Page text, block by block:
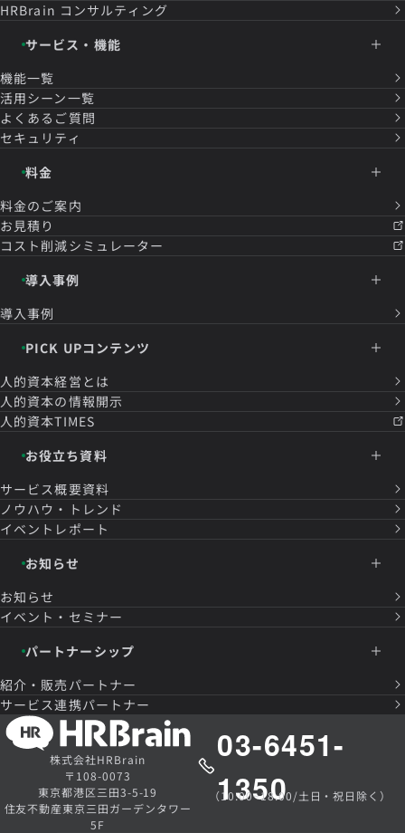
HRBrain コンサルティング
サービス・機能
機能一覧
活用シーン一覧
よくあるご質問
セキュリティ
料金
料金のご案内
お見積り
コスト削減シミュレーター
導入事例
導入事例
PICK UPコンテンツ
人的資本経営とは
人的資本の情報開示
人的資本TIMES
お役立ち資料
サービス概要資料
ノウハウ・トレンド
イベントレポート
お知らせ
お知らせ
イベント・セミナー
パートナーシップ
紹介・販売パートナー
サービス連携パートナー
株式会社HRBrain
〒108-0073
東京都港区三田3-5-19
住友不動産東京三田ガーデンタワー
5F
03-6451-
1350
（10:00~18:00/土日・祝日除く）